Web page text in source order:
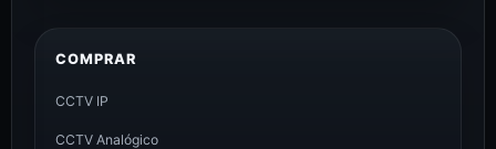
COMPRAR
CCTV IP
CCTV Analógico